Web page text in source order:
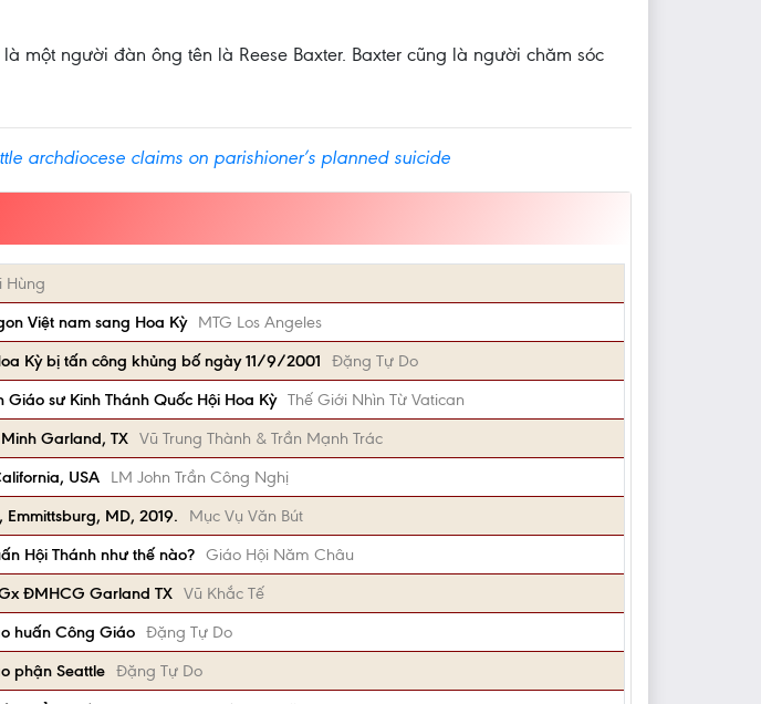
một người đàn ông tên là Reese Baxter. Baxter cũng là người chăm sóc
archdiocese claims on parishioner’s planned suicide
Hùng
Việt nam sang Hoa Kỳ
MTG Los Angeles
Kỳ bị tấn công khủng bố ngày 11/9/2001
Đặng Tự Do
sư Kinh Thánh Quốc Hội Hoa Kỳ Thế Giới Nhìn Từ Vatican
Garland, TX Vũ Trung Thành & Trần Mạnh Trác
USA
LM John Trần Công Nghị
MD, 2019.
Mục Vụ Văn Bút
Hội Thánh như thế nào? Giáo Hội Năm Châu
ĐMHCG Garland TX Vũ Khắc Tế
huấn Công Giáo Đặng Tự Do
phận Seattle Đặng Tự Do